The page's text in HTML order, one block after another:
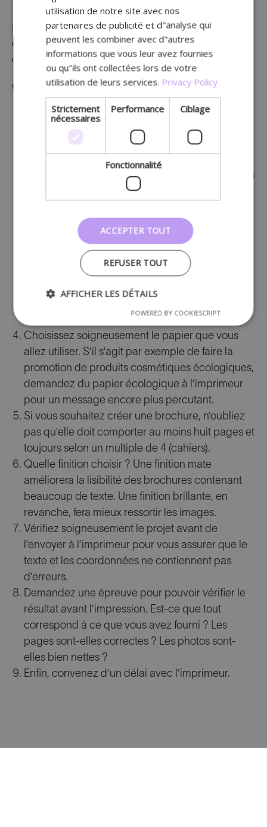
Plus loin, nous vous découvrirez comment planifier
et élaborer ces supports à l’aide des thèmes du
calendrier de contenu.
9 conseils pour un support imprimé réussi
Veillez à ce que le matériel reflète votre identité
visuelle : logo, couleurs et police de caractère.
Cela vous rendra encore plus reconnaissable.
N’oubliez pas de mentionner votre adresse et vos
coordonnées. Et bien sûr, votre site web, vos
Pensez à mentionner les obligations légales,
comme « Ne me jetez pas sur la voie publique »
ou l’éditeur responsable (nom et adresse). Au
dos, prévoyez un code discret, accompagné par
exemple de la date de votre impression, de
Choisissez soigneusement le papier que vous
allez utiliser. S’il s’agit par exemple de faire la
promotion de produits cosmétiques écologiques,
demandez du papier écologique à l’imprimeur
pour un message encore plus percutant.
Si vous souhaitez créer une brochure, n’oubliez
pas qu’elle doit comporter au moins huit pages et
toujours selon un multiple de 4 (cahiers).
Quelle finition choisir ? Une finition mate
améliorera la lisibilité des brochures contenant
beaucoup de texte. Une finition brillante, en
revanche, fera mieux ressortir les images.
Vérifiez soigneusement le projet avant de
l’envoyer à l’imprimeur pour vous assurer que le
texte et les coordonnées ne contiennent pas
d’erreurs.
Demandez une épreuve pour pouvoir vérifier le
résultat avant l’impression. Est-ce que tout
correspond à ce que vous avez fourni ? Les
pages sont-elles correctes ? Les photos sont-
elles bien nettes ?
Enfin, convenez d’un délai avec l’imprimeur.
utilisation de notre site avec nos
partenaires de publicité et d"analyse qui
peuvent les combiner avec d"autres
informations que vous leur avez fournies
ou qu"ils ont collectées lors de votre
utilisation de leurs services. Privacy Policy
Strictement
nécessaires
Performance Ciblage
Fonctionnalité
ACCEPTER TOUT
REFUSER TOUT
AFFICHER LES DÉTAILS
POWERED BY COOKIESCRIPT